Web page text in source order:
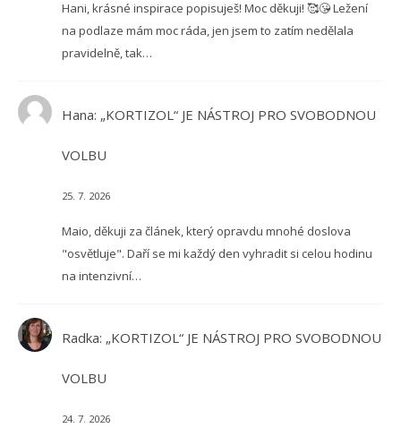
Hani, krásné inspirace popisuješ! Moc děkuji! 🥰😘 Ležení
na podlaze mám moc ráda, jen jsem to zatím nedělala
pravidelně, tak…
Hana: „KORTIZOL“ JE NÁSTROJ PRO SVOBODNOU
VOLBU
25. 7. 2026
Maio, děkuji za článek, který opravdu mnohé doslova
"osvětluje". Daří se mi každý den vyhradit si celou hodinu
na intenzivní…
Radka: „KORTIZOL“ JE NÁSTROJ PRO SVOBODNOU
VOLBU
24. 7. 2026